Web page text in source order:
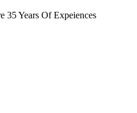
35 Years Of Expeiences